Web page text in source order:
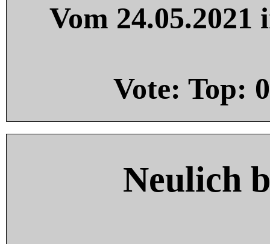
Vom
Vote: Top: 0
Neulich